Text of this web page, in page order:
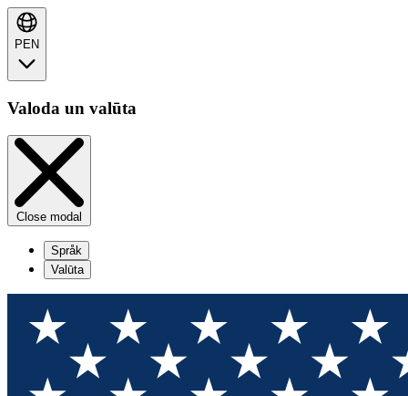
PEN
Valoda un valūta
Close modal
Språk
Valūta